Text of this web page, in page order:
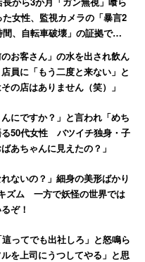
研究・専門技術サービス
る層が比較的少なく、高
見られた。
造業」（53.5％）。不
いが、比較的満足してい
教育業・学習支援業」
で、一定水準で満足して
調査を実施したスナップ
が激しい仕事」と分析す
た女性、監視カメラの「暴言2
間、自転車破壊」の証拠で反
撃 → 店長はクビ、その後店も潰
る
お客さん」の水を出され飲ん
員に「もう二度と来ない」と
の店はありません（笑）」
にですか？」と言われ「めち
る50代女性 バツイチ独身・子
あちゃんに見えたの？」
れないの？」細身の美形ばかり
ズム 一方で妖怪の世界では
ぞ！
ってでも出社しろ」と怒鳴ら
を上司にうつしてやる」と思